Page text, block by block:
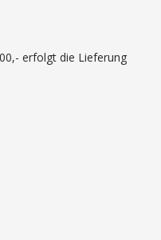
erfolgt die Lieferung